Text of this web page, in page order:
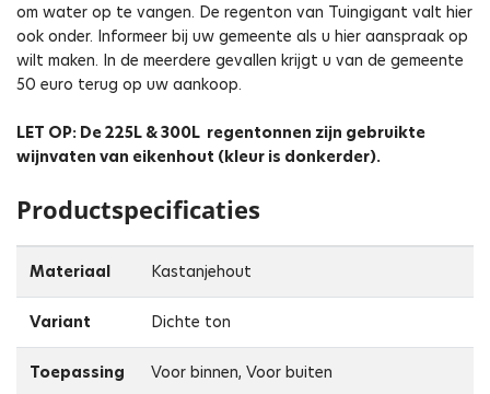
om water op te vangen. De regenton van Tuingigant valt hier
ook onder. Informeer bij uw gemeente als u hier aanspraak op
wilt maken. In de meerdere gevallen krijgt u van de gemeente
50 euro terug op uw aankoop.
LET OP: De 225L & 300L regentonnen zijn gebruikte
wijnvaten van eikenhout (kleur is donkerder).
Productspecificaties
Materiaal Kastanjehout
Variant Dichte ton
Toepassing Voor binnen, Voor buiten